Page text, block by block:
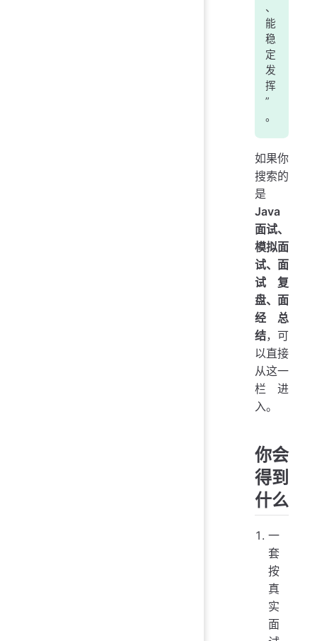
、
能
稳
定
发
挥
”
。
如果你
搜索的
是
Java
面试、
模拟面
试、面
试复
盘、面
经总
结，可
以直接
从这一
栏进
入。
你会
得到
什么
一
套
按
真
实
面